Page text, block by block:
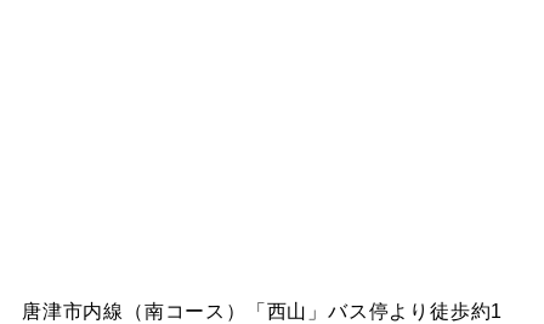
唐津市内線（南コース）「西山」バス停より徒歩約1